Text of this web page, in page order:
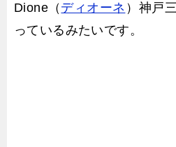
Dione（ ディオーネ ）神戸
っているみたいです。